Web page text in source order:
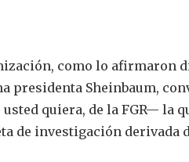
como lo afirmaron
presidenta Sheinbaum,
quiera, de la FGR— la
de investigación derivada